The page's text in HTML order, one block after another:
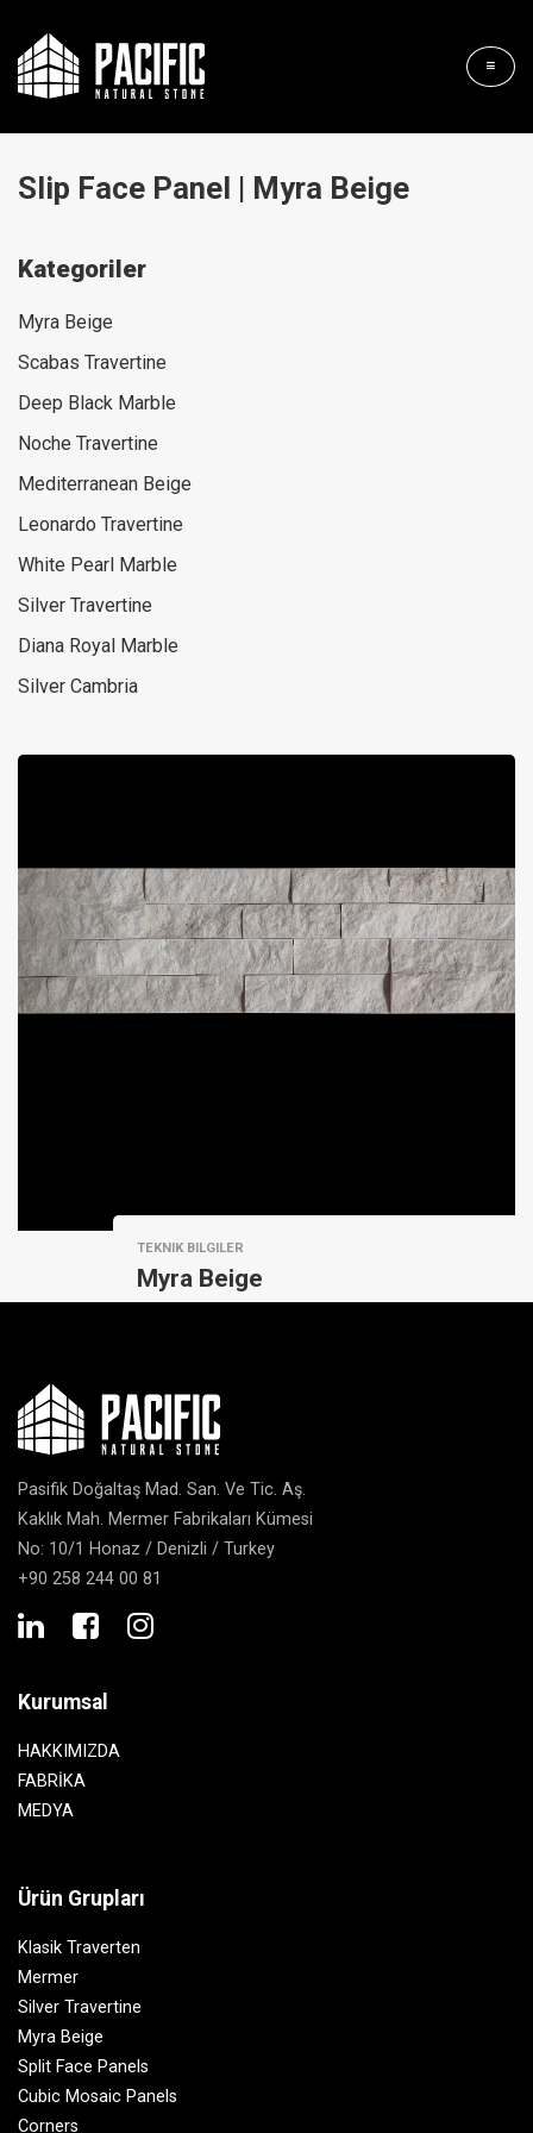
Slip Face Panel | Myra Beige
Kategoriler
Myra Beige
Scabas Travertine
Deep Black Marble
Noche Travertine
Mediterranean Beige
Leonardo Travertine
White Pearl Marble
Silver Travertine
Diana Royal Marble
Silver Cambria
TEKNIK BILGILER
Myra Beige
Pasifik Doğaltaş Mad. San. Ve Tic. Aş.
Kaklık Mah. Mermer Fabrikaları Kümesi
No: 10/1 Honaz / Denizli / Turkey
+90 258 244 00 81
Kurumsal
HAKKIMIZDA
FABRİKA
MEDYA
Ürün Grupları
Klasik Traverten
Mermer
Silver Travertine
Myra Beige
Split Face Panels
Cubic Mosaic Panels
Corners